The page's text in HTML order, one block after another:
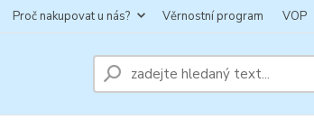
Proč nakupovat u nás? Věrnostní program VOP